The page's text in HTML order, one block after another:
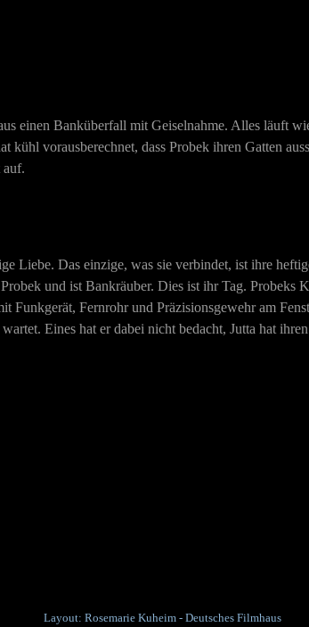
einen Banküberfall mit Geiselnahme. Alles läuft
kühl vorausberechnet, dass Probek ihren Gatten
auf.
Liebe. Das einzige, was sie verbindet, ist ihre
und ist Bankräuber. Dies ist ihr Tag.
Funkgerät, Fernrohr und Präzisionsgewehr am
Eines hat er dabei nicht bedacht, Jutta hat
Layout: Rosemarie Kuheim - Deutsches Filmhaus